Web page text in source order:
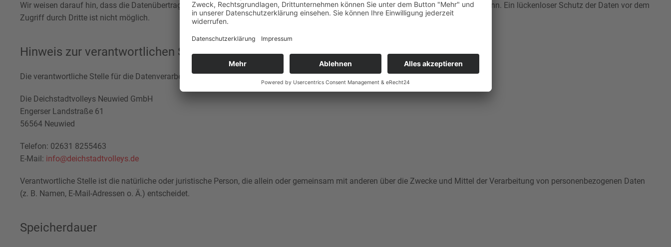
Wir weisen darauf hin, dass die Datenübertragung im Internet (z. B. bei der Kommunikation per E-Mail) Sicherheitslücken aufweisen kann. Ein lückenloser Schutz der Daten vor dem
Zugriff durch Dritte ist nicht möglich.
Hinweis zur verantwortlichen Stelle
Die verantwortliche Stelle für die Datenverarbeitung auf dieser Website ist:
Die Deichstadtvolleys Neuwied GmbH
Engerser Landstraße 61
56564 Neuwied
Telefon: 02631 8255463
E-Mail: info@deichstadtvolleys.de
Verantwortliche Stelle ist die natürliche oder juristische Person, die allein oder gemeinsam mit anderen über die Zwecke und Mittel der Verarbeitung von personenbezogenen Daten
(z. B. Namen, E-Mail-Adressen o. Ä.) entscheidet.
Speicherdauer